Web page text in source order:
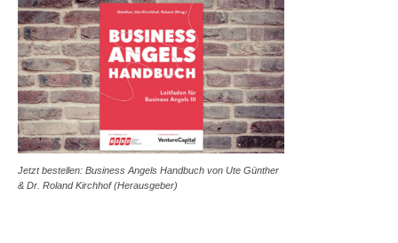
Jetzt bestellen: Business Angels Handbuch von Ute Günther
& Dr. Roland Kirchhof (Herausgeber)